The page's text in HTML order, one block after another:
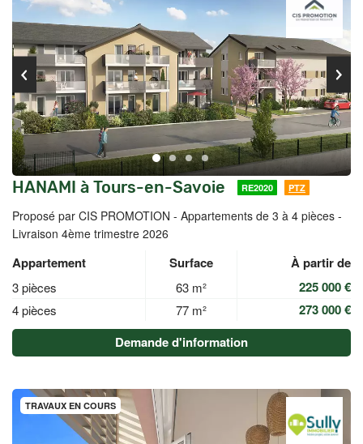
HANAMI à Tours-en-Savoie RE2020 PTZ
Proposé par CIS PROMOTION - Appartements de 3 à 4 pièces -
Livraison 4ème trimestre 2026
Appartement Surface À partir de
3 pièces 63 m² 225 000 €
4 pièces 77 m²
273 000 €
Demande d'information
TRAVAUX EN COURS